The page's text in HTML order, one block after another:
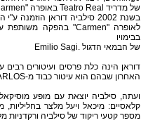
של מדריד Teatro Real באופרה "Carmen", בבימויו שלSagi Emilio.
בשנת 2002 סילביה דוראן
בבימויו
של הבמאי הדגול .Emilio Sagi
דוראן הינה כלת פרסים ועיטורים
האחרון שבהם הוא עיטור כבוד מ-JUAN CARLOS, מלך ספרד.
ועתה, סילביה יוצאת עם מופע
קלאסיים: מיכאל ויעל מלצר בחליליות,
מספר קטעי ריקוד של סילביה ורקדניות